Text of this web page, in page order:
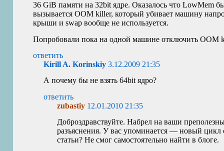
36 GiB памяти на 32bit ядре. Оказалось что LowMem
вызываетсяOOM killer, который убивает машину
крыши и swap вообще не используется.
Попробовали пока на одной машине отключитьOOM
ответить
Kirill A. Korinskiy 3.12.2009 21:35
А почему бы не взять 64bit ядро?
ответить
zubastiy 12.01.2010 21:35
Доброздравствуйте. Набрел на ваши
разъяснения. У вас упоминается — новый цикл
статьи? Не смог самостоятельно найти в блоге.